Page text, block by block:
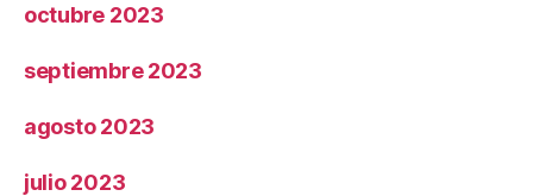
octubre 2023
septiembre 2023
agosto 2023
julio 2023